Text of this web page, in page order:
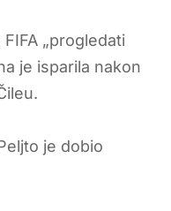
„progledati
je isparila nakon
je dobio